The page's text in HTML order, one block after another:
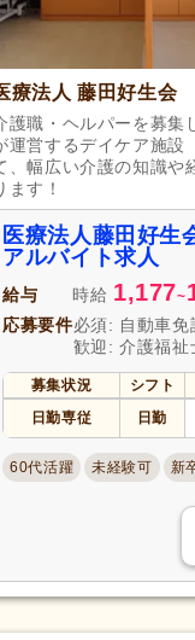
療法人 藤田好生会
護職・ヘルパーを募集
運営するデイケア施設
、幅広い介護の知識や
ます！
医療法人藤田好生
アルバイト求人
給与 時給 1,177~
応募要件必須: 自動車免
歓迎: 介護福祉
募集状況 シフト
日勤専従
日勤
60代活躍 未経験可 新